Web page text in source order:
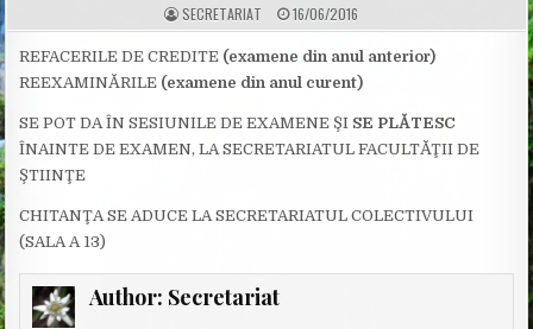
A
U
H
R
SECRETARIAT P
U
L
S
D
D
A
16/06/2016
REFACERILE DE CREDITE (examene din anul anterior)
REEXAMINĂRILE (examene din anul curent)
SE POT DA ÎN SESIUNILE DE EXAMENE ŞI SE PLĂTESC
ÎNAINTE DE EXAMEN, LA SECRETARIATUL FACULTĂŢII DE
ŞTIINŢE
CHITANŢA SE ADUCE LA SECRETARIATUL COLECTIVULUI
(SALA A 13)
Author: Secretariat